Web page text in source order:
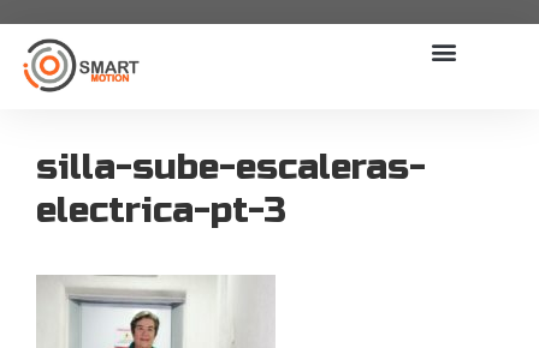
silla-sube-escaleras-
electrica-pt-3